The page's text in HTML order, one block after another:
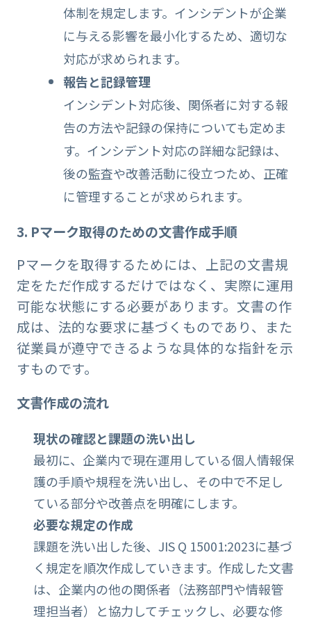
体制を規定します。インシデントが企業
に与える影響を最小化するため、適切な
対応が求められます。
報告と記録管理
インシデント対応後、関係者に対する報
告の方法や記録の保持についても定めま
す。インシデント対応の詳細な記録は、
後の監査や改善活動に役立つため、正確
に管理することが求められます。
3. Pマーク取得のための文書作成手順
Pマークを取得するためには、上記の文書規
定をただ作成するだけではなく、実際に運用
可能な状態にする必要があります。文書の作
成は、法的な要求に基づくものであり、また
従業員が遵守できるような具体的な指針を示
すものです。
文書作成の流れ
現状の確認と課題の洗い出し
最初に、企業内で現在運用している個人情報保
護の手順や規程を洗い出し、その中で不足し
ている部分や改善点を明確にします。
必要な規定の作成
課題を洗い出した後、JIS Q 15001:2023に基づ
く規定を順次作成していきます。作成した文書
は、企業内の他の関係者（法務部門や情報管
理担当者）と協力してチェックし、必要な修